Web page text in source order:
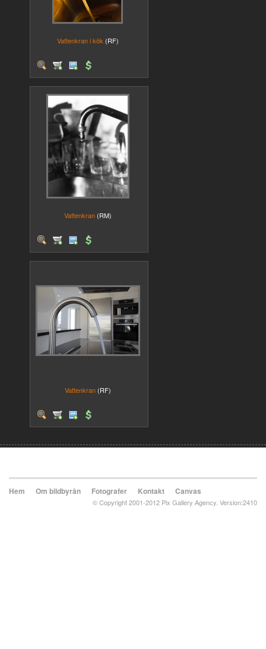
Vattenkran i kök (RF)
Vattenkran (RM)
Vattenkran (RF)
Hem Om bildbyrån Fotografer Kontakt Canvas
© Copyright 2001-2012 Pix Gallery Agency. Version:2410